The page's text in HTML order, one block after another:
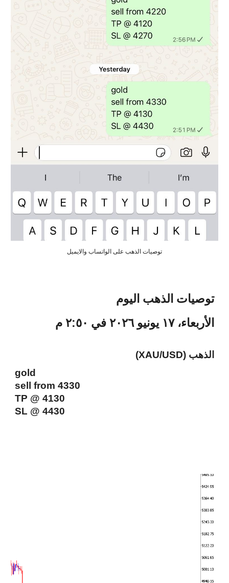
توصيات الذهب على الواتساب والايميل
توصيات الذهب اليوم
الأربعاء، ١٧ يونيو ٢٠٢٦ في ٢:٥٠ م
الذهب (XAU/USD)
gold
sell from 4330
TP @ 4130
SL @ 4430